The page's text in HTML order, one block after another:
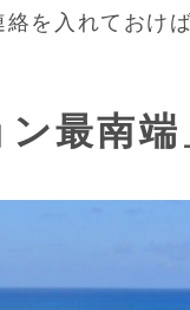
を入れておけ
最南端